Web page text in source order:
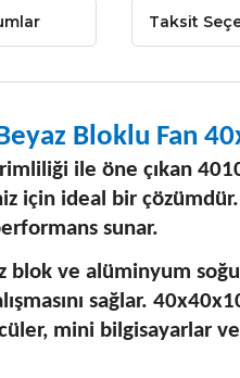
Taksit
Bloklu Fan
ile öne çıkan
ideal bir çözümdür.
sunar.
blok ve alüminyum
sağlar.
mini bilgisayarlar